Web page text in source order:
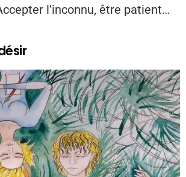
l’inconnu, être patient…